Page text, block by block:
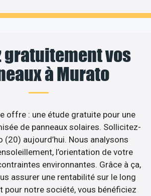
gratuitement vos
à Murato
offre : une étude gratuite pour une
de panneaux solaires. Sollicitez-
(20) aujourd’hui. Nous analysons
l’orientation de votre
environnantes. Grâce à ça,
assurer une rentabilité sur le long
pour notre société, vous bénéficiez